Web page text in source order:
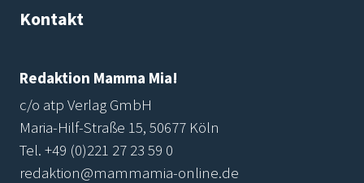
Kontakt
Redaktion Mamma Mia!
c/o atp Verlag GmbH
Maria-Hilf-Straße 15, 50677 Köln
Tel. +49 (0)221 27 23 59 0
redaktion@mammamia-online.de